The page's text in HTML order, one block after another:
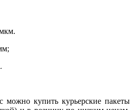
можно купить курьерские пакеты